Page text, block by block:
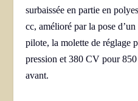
surbaissée en partie en
cc, amélioré par la pose
pilote, la molette de réglage
pression et 380 CV pour
avant.